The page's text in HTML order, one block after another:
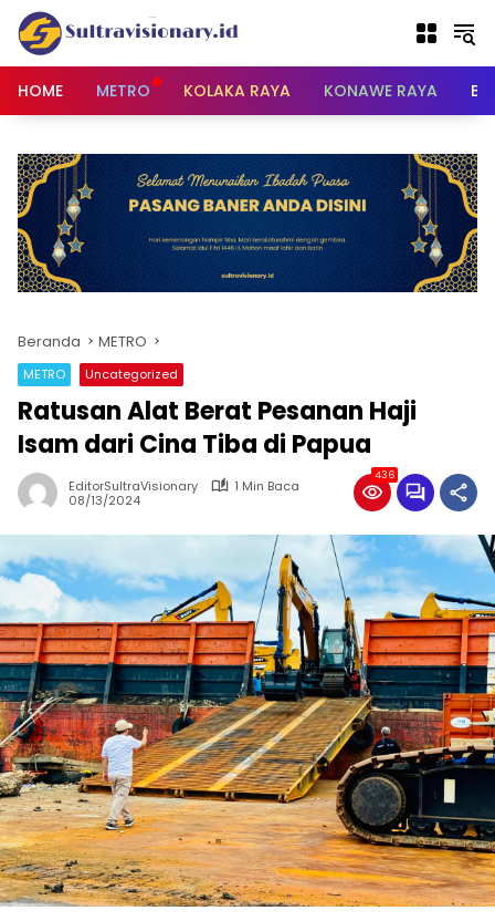
Langsung
konten
HOME
METRO KOLAKA RAYA KONAWE RAYA
Beranda METRO
METRO Uncategorized
Ratusan Alat Berat Pesanan Haji
Isam dari Cina Tiba di Papua
EditorSultraVisionary
1 Min Baca
08/13/2024
436